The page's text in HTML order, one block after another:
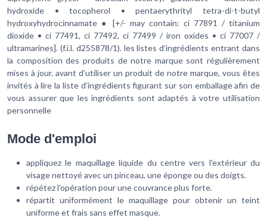
hydroxide • tocopherol • pentaerythrityl tetra-di-t-butyl
hydroxyhydrocinnamate ● [+/- may contain: ci 77891 / titanium
dioxide • ci 77491, ci 77492, ci 77499 / iron oxides • ci 77007 /
ultramarines]. (f.i.l. d255878/1). les listes d’ingrédients entrant dans
la composition des produits de notre marque sont régulièrement
mises à jour. avant d’utiliser un produit de notre marque, vous êtes
invités à lire la liste d’ingrédients figurant sur son emballage afin de
vous assurer que les ingrédients sont adaptés à votre utilisation
personnelle
Mode d'emploi
appliquez le maquillage liquide du centre vers l'extérieur du
visage nettoyé avec un pinceau, une éponge ou des doigts.
répétez l'opération pour une couvrance plus forte.
répartit uniformément le maquillage pour obtenir un teint
uniforme et frais sans effet masque.